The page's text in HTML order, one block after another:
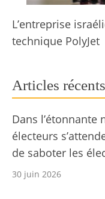
L’entreprise
technique PolyJet
Articles récents
Dans l’étonnante
électeurs
de saboter les
30 juin 2026